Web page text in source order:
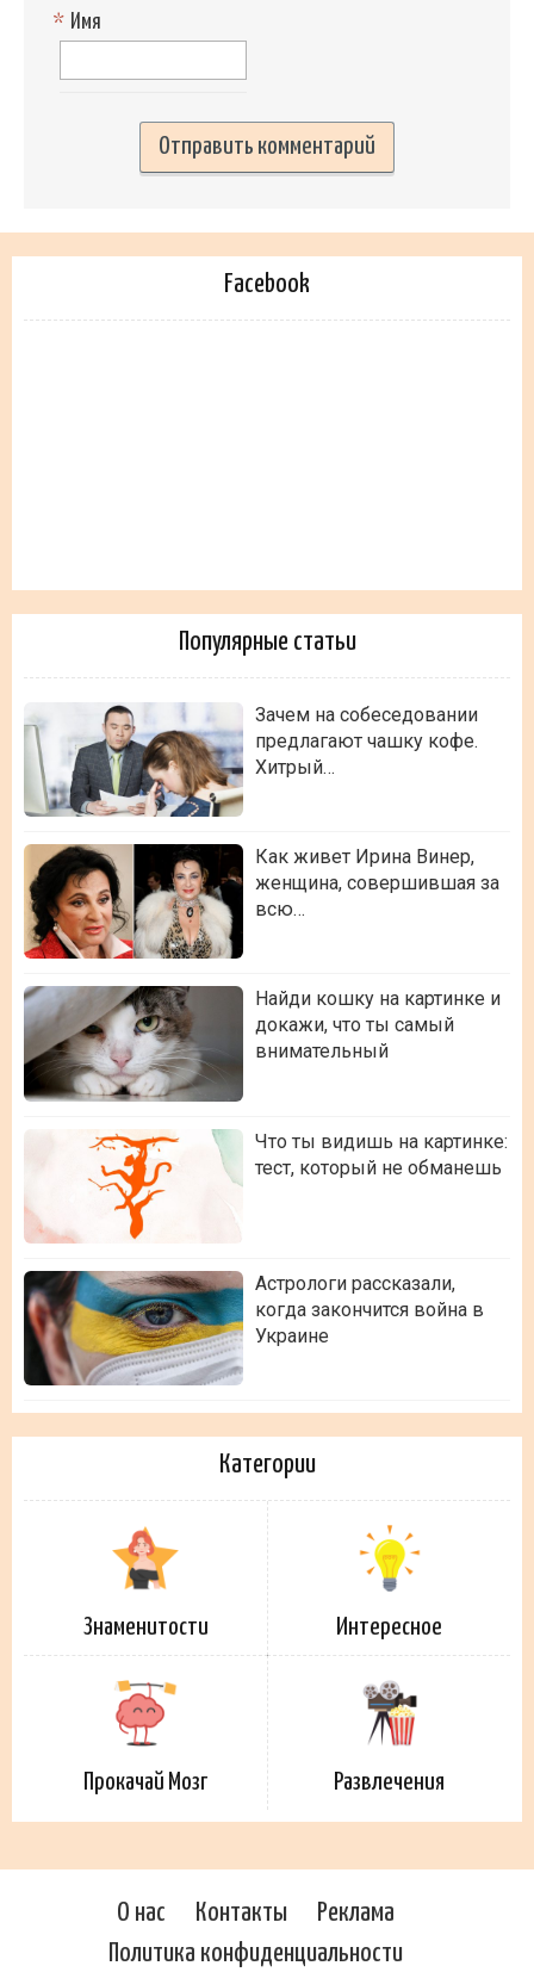
Имя
*
Facebook
Популярные статьи
Зачем на собеседовании
предлагают чашку кофе.
Хитрый…
Как живет Ирина Винер,
женщина, совершившая за
всю…
Найди кошку на картинке и
докажи, что ты самый
внимательный
Что ты видишь на картинке:
тест, который не обманешь
Астрологи рассказали,
когда закончится война в
Украине
Категории
Знаменитости Интересное
Прокачай Мозг Развлечения
О нас Контакты
Реклама
Политика конфиденциальности